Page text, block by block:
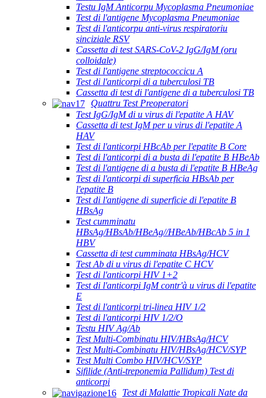
Testu IgM Anticorpu Mycoplasma Pneumoniae
Test di l'antigene Mycoplasma Pneumoniae
Test di l'anticorpu anti-virus respiratoriu
sinciziale RSV
Cassetta di test SARS-CoV-2 IgG/IgM (oru
colloidale)
Test di l'antigene streptococcicu A
Test di l'anticorpi di a tuberculosi TB
Cassetta di test di l'antigene di a tuberculosi TB
Quattru Test Preoperatori
Test IgG/IgM di u virus di l'epatite A HAV
Cassetta di test IgM per u virus di l'epatite A
HAV
Test di l'anticorpi HBcAb per l'epatite B Core
Test di l'anticorpi di a busta di l'epatite B HBeAb
Test di l'antigene di a busta di l'epatite B HBeAg
Test di l'anticorpi di superficia HBsAb per
l'epatite B
Test di l'antigene di superficie di l'epatite B
HBsAg
Test cumminatu
HBsAg/HBsAb/HBeAg//HBeAb/HBcAb 5 in 1
HBV
Cassetta di test cumminata HBsAg/HCV
Test Ab di u virus di l'epatite C HCV
Test di l'anticorpi HIV 1+2
Test di l'anticorpi IgM contr'à u virus di l'epatite
E
Test di l'anticorpi tri-linea HIV 1/2
Test di l'anticorpi HIV 1/2/O
Testu HIV Ag/Ab
Test Multi-Combinatu HIV/HBsAg/HCV
Test Multi-Combinatu HIV/HBsAg/HCV/SYP
Test Multi Combo HIV/HCV/SYP
Sifilide (Anti-treponemia Pallidum) Test di
anticorpi
Test di Malattie Tropicali Nate da